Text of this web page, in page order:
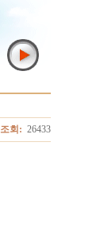
조회: 26433